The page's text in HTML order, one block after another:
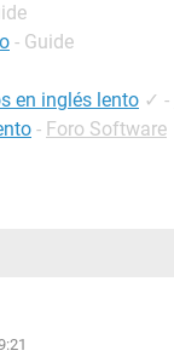
- Guide
en inglés lento ✓ -
- Foro Software